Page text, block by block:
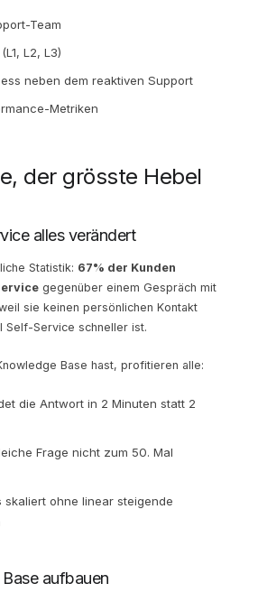
Team
L2, L3)
neben dem reaktiven Support
Metriken
der grösste Hebel
alles verändert
Statistik: 67% der Kunden
gegenüber einem Gespräch mit
sie keinen persönlichen Kontakt
Self-Service schneller ist.
Base hast, profitieren alle:
die Antwort in 2 Minuten statt 2
Frage nicht zum 50. Mal
skaliert ohne linear steigende
aufbauen